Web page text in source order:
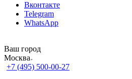
Вконтакте
Telegram
WhatsApp
Ваш город
Москва
+7 (495) 500-00-27